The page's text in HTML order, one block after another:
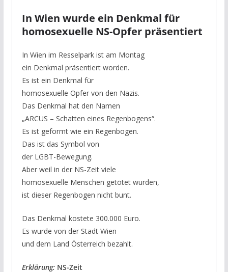
In Wien wurde ein Denkmal für
homosexuelle NS-Opfer präsentiert
In Wien im Resselpark ist am Montag
ein Denkmal präsentiert worden.
Es ist ein Denkmal für
homosexuelle Opfer von den Nazis.
Das Denkmal hat den Namen
„ARCUS – Schatten eines Regenbogens“.
Es ist geformt wie ein Regenbogen.
Das ist das Symbol von
der LGBT-Bewegung.
Aber weil in der NS-Zeit viele
homosexuelle Menschen getötet wurden,
ist dieser Regenbogen nicht bunt.
Das Denkmal kostete 300.000 Euro.
Es wurde von der Stadt Wien
und dem Land Österreich bezahlt.
Erklärung:NS-Zeit